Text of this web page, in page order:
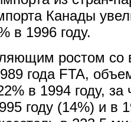
Канады
в 1996 году.
ростом со
года FTA,
в 1994 году,
году (14%) и в